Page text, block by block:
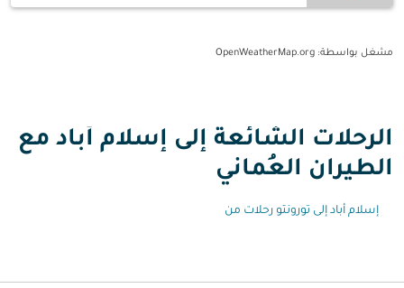
مشغل بواسطة: OpenWeatherMap.org
الرحلات الشائعة إلى إسلام أباد مع
الطيران العُماني
إسلام أباد إلى تورونتو رحلات من